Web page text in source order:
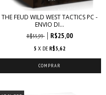
THE FEUD WILD WEST TACTICS PC -
ENVIO DI...
R$55,99 R$25,00
5 X DE R$5,62